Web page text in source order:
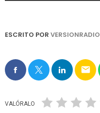
ESCRITO POR VERSIONRADIO
email
VALÓRALO